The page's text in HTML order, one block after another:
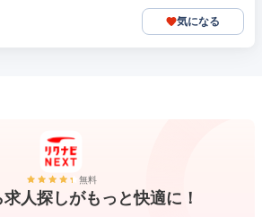
気になる
無料
人探しがもっと快適に！